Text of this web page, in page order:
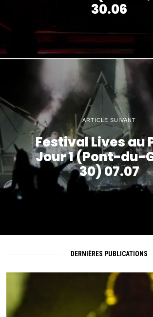
30.06
ARTICLE SUIVANT
Festival Lives au
Jour 1 (Pont-du-
30) 07.07
DERNIÈRES PUBLICATIONS